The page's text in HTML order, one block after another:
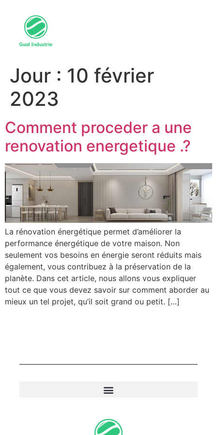
Jour : 10 février
2023
Comment proceder a une
renovation energetique .?
La rénovation énergétique permet d’améliorer la
performance énergétique de votre maison. Non
seulement vos besoins en énergie seront réduits mais
également, vous contribuez à la préservation de la
planète. Dans cet article, nous allons vous expliquer
tout ce que vous devez savoir sur comment aborder au
mieux un tel projet, qu’il soit grand ou petit. […]